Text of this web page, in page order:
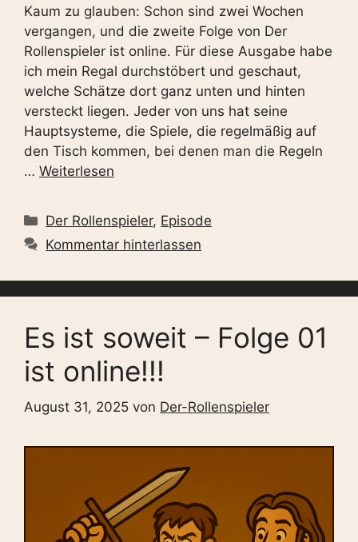
Kaum zu glauben: Schon sind zwei Wochen
vergangen, und die zweite Folge von Der
Rollenspieler ist online. Für diese Ausgabe habe
ich mein Regal durchstöbert und geschaut,
welche Schätze dort ganz unten und hinten
versteckt liegen. Jeder von uns hat seine
Hauptsysteme, die Spiele, die regelmäßig auf
den Tisch kommen, bei denen man die Regeln
… Weiterlesen
Kategorien
Der Rollenspieler, Episode
Kommentar hinterlassen
Es ist soweit – Folge 01
ist online!!!
August 31, 2025 von Der-Rollenspieler